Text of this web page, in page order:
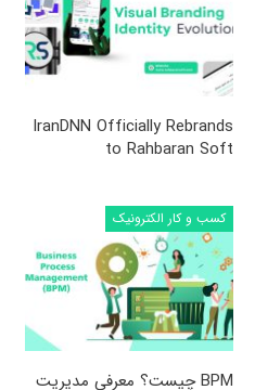
IranDNN Officially Rebrands
to Rahbaran Soft
کسب و کار الکترونیک
BPM چیست؟ معرفی مدیریت